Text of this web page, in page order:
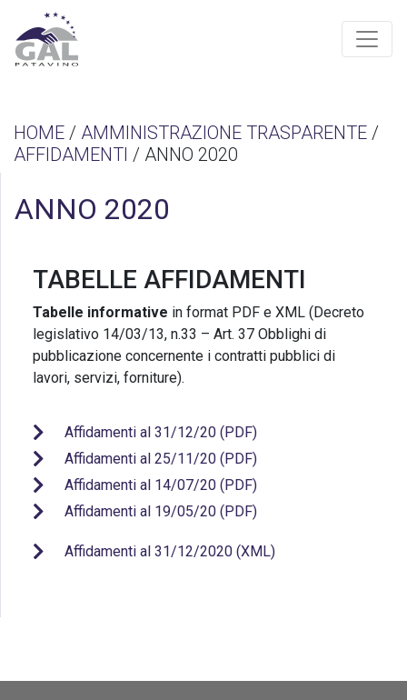
HOME / AMMINISTRAZIONE TRASPARENTE /
AFFIDAMENTI / ANNO 2020
ANNO 2020
TABELLE AFFIDAMENTI
Tabelle informative in format PDF e XML (Decreto
legislativo 14/03/13, n.33 – Art. 37 Obblighi di
pubblicazione concernente i contratti pubblici di
lavori, servizi, forniture).
Affidamenti al 31/12/20 (PDF)
Affidamenti al 25/11/20 (PDF)
Affidamenti al 14/07/20 (PDF)
Affidamenti al 19/05/20 (PDF)
Affidamenti al 31/12/2020 (XML)